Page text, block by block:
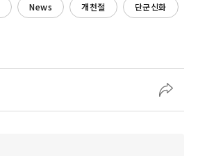
News 개천절 단군신화